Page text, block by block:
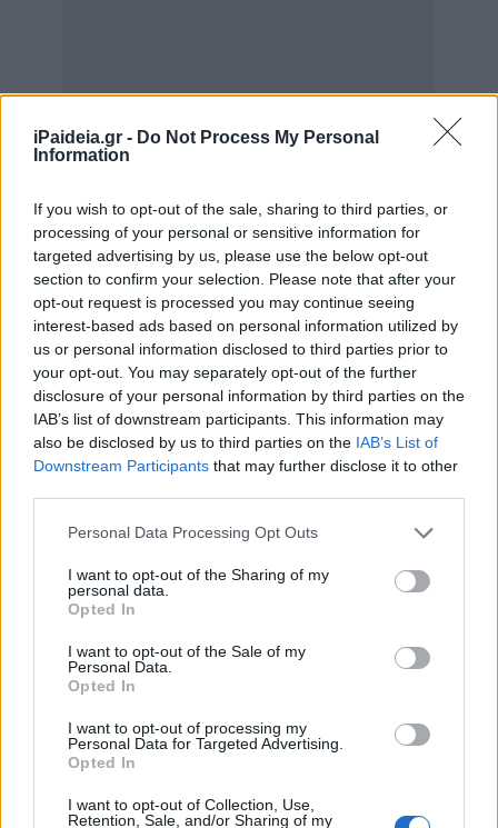
iPaideia.gr - Do Not Process My Personal
Information
If you wish to opt-out of the sale, sharing to third parties, or
processing of your personal or sensitive information for
targeted advertising by us, please use the below opt-out
section to confirm your selection. Please note that after your
opt-out request is processed you may continue seeing
interest-based ads based on personal information utilized by
us or personal information disclosed to third parties prior to
your opt-out. You may separately opt-out of the further
disclosure of your personal information by third parties on the
IAB’s list of downstream participants. This information may
also be disclosed by us to third parties on the IAB’s List of
Downstream Participants that may further disclose it to other
Please note that this website/app uses one or more Google
not limited to your visit or usage behaviour. You may click to
grant or deny consent to Google and its third-party tags to
use your data for below specified purposes in below Google
consent section.
Personal Data Processing Opt Outs
I want to opt-out of the Sharing of my
personal data.
Opted In
I want to opt-out of the Sale of my
Personal Data.
Opted In
I want to opt-out of processing my
Personal Data for Targeted Advertising.
Opted In
I want to opt-out of Collection, Use,
Retention, Sale, and/or Sharing of my
Για να ενεργοποιηθεί η ρύθμιση, οι οφειλέτες θα πρέπει
προηγουμένως να έχουν εξοφλήσει ή να έχουν υπαγάγει
οφειλές που δημιουργήθηκαν από την 1η Ιανουαρίου
2024 και μετά.
Η συγκεκριμένη προϋπόθεση αποτελεί απαραίτητο όρο
για την υπαγωγή των παλαιότερων χρεών στο νέο